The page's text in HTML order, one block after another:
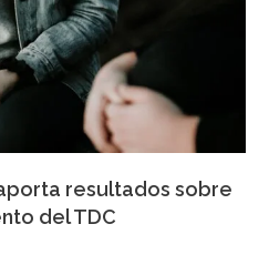
resultados sobre
del TDC